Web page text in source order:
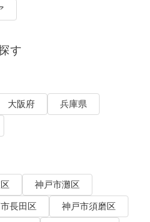
す
大阪府
兵庫県
神戸市灘区
長田区
神戸市須磨区